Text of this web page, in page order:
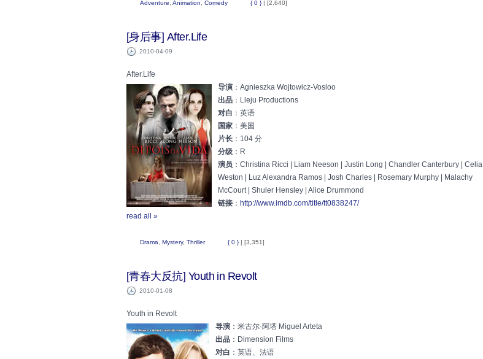
Adventure Animation Comedy { 0 } | [2,640]
[身后事] After.Life
2010-04-09
After.Life
导演 ：Agnieszka Wojtowicz-Vosloo
出品 ：Lleju Productions
对白 ：英语
国家 ：美国
片长 ：104 分
分级 ：R
演员 ：Christina Ricci | Liam Neeson | Justin Long | Chandler Canterbury | Celia
Weston | Luz Alexandra Ramos | Josh Charles | Rosemary Murphy | Malachy
McCourt | Shuler Hensley | Alice Drummond
链接 ： http://www.imdb.com/title/tt0838247/
read all »
Drama Mystery, Thriller { 0 } | [3,351]
[青春大反抗] Youth in Revolt
2010-01-08
Youth in Revolt
导演 ：米古尔·阿塔 Miguel Arteta
出品 ：Dimension Films
对白 ：英语、法语